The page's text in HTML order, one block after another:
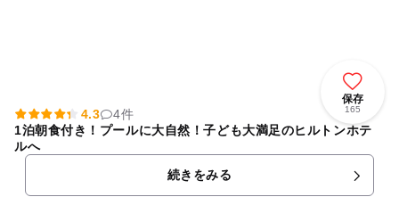
保存
165
4.3
4件
1泊朝食付き！プールに大自然！子ども大満足のヒルトンホテ
ルへ
続きをみる